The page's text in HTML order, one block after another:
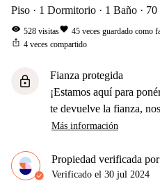
Piso 1 Dormitorio 1 Baño 70
visibility 528 visitasfavorite 45 veces guardado como
ios_share 4 veces compartido
lock
Fianza protegida
¡Estamos aquí para
te devuelve la fianza,
Más información
Propiedad verificada
Verificado el 30 jul 2024